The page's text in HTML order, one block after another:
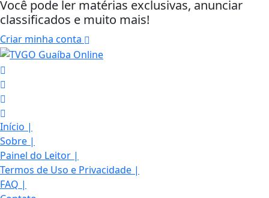
Você pode ler matérias exclusivas, anunciar
classificados e muito mais!
Criar minha conta
Início |
Sobre |
Painel do Leitor |
Termos de Uso e Privacidade |
FAQ |
Termos de Uso e Privacidade